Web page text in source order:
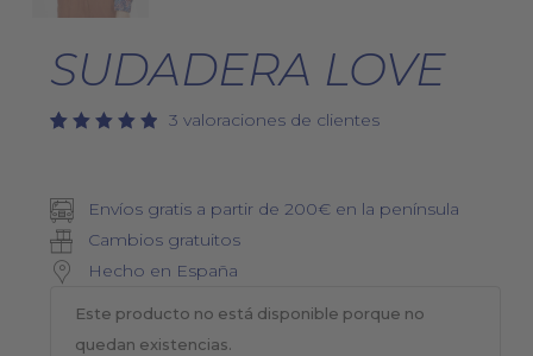
SUDADERA LOVE
base a
valoraciones
de
clientes
3 valoraciones de clientes
Envíos gratis a partir de 200€ en la península
Cambios gratuitos
Hecho en España
Este producto no está disponible porque no
quedan existencias.